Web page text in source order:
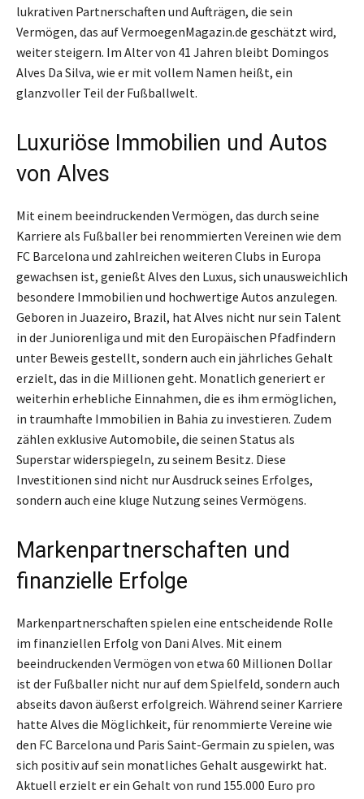
lukrativen Partnerschaften und Aufträgen, die sein
Vermögen, das auf VermoegenMagazin.de geschätzt wird,
weiter steigern. Im Alter von 41 Jahren bleibt Domingos
Alves Da Silva, wie er mit vollem Namen heißt, ein
glanzvoller Teil der Fußballwelt.
Luxuriöse Immobilien und Autos
von Alves
Mit einem beeindruckenden Vermögen, das durch seine
Karriere als Fußballer bei renommierten Vereinen wie dem
FC Barcelona und zahlreichen weiteren Clubs in Europa
gewachsen ist, genießt Alves den Luxus, sich unausweichlich
besondere Immobilien und hochwertige Autos anzulegen.
Geboren in Juazeiro, Brazil, hat Alves nicht nur sein Talent
in der Juniorenliga und mit den Europäischen Pfadfindern
unter Beweis gestellt, sondern auch ein jährliches Gehalt
erzielt, das in die Millionen geht. Monatlich generiert er
weiterhin erhebliche Einnahmen, die es ihm ermöglichen,
in traumhafte Immobilien in Bahia zu investieren. Zudem
zählen exklusive Automobile, die seinen Status als
Superstar widerspiegeln, zu seinem Besitz. Diese
Investitionen sind nicht nur Ausdruck seines Erfolges,
sondern auch eine kluge Nutzung seines Vermögens.
Markenpartnerschaften und
finanzielle Erfolge
Markenpartnerschaften spielen eine entscheidende Rolle
im finanziellen Erfolg von Dani Alves. Mit einem
beeindruckenden Vermögen von etwa 60 Millionen Dollar
ist der Fußballer nicht nur auf dem Spielfeld, sondern auch
abseits davon äußerst erfolgreich. Während seiner Karriere
hatte Alves die Möglichkeit, für renommierte Vereine wie
den FC Barcelona und Paris Saint-Germain zu spielen, was
sich positiv auf sein monatliches Gehalt ausgewirkt hat.
Aktuell erzielt er ein Gehalt von rund 155.000 Euro pro